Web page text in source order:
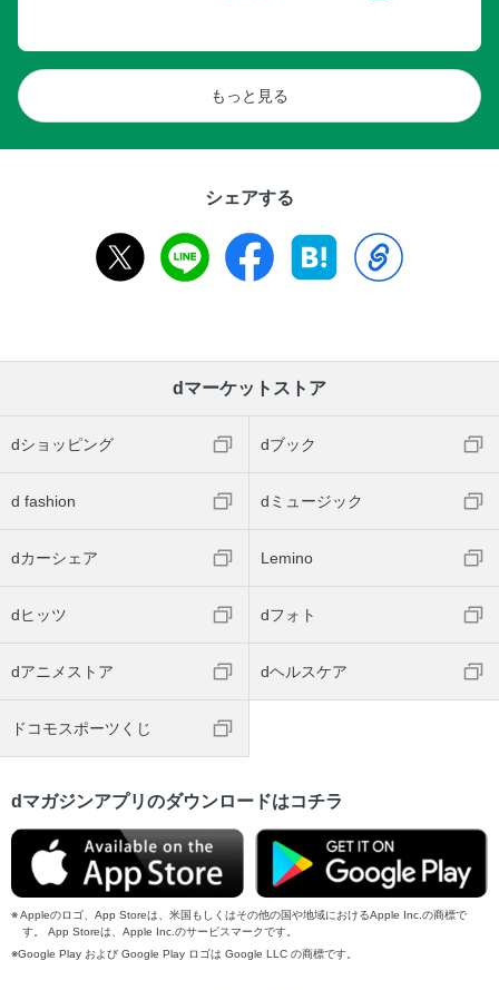
もっと見る
シェアする
dマーケットストア
dショッピング dブック
d fashion dミュージック
dカーシェア Lemino
dヒッツ dフォト
dアニメストア dヘルスケア
ドコモスポーツくじ
dマガジンアプリのダウンロードはコチラ
Appleのロゴ、App Storeは、米国もしくはその他の国や地域におけるApple Inc.の商標で
す。 App Storeは、Apple Inc.のサービスマークです。
Google Play および Google Play ロゴは Google LLC の商標です。